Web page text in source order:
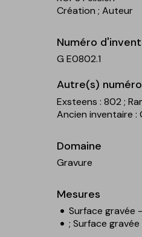
Création ; Auteur
Numéro
G E0802.1
Autre(s)
Exsteens : 802 ;
Ancien inventaire :
Domaine
Gravure
Mesures
Surface gravée
; Surface